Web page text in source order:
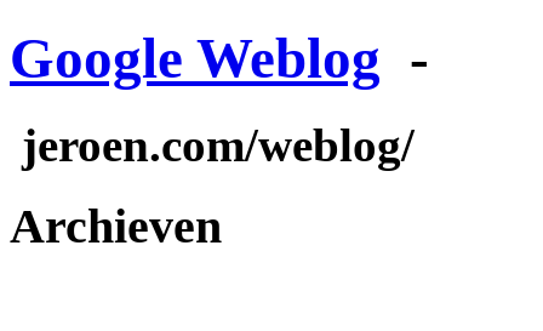
Google Weblog -
jeroen.com/weblog/
Archieven